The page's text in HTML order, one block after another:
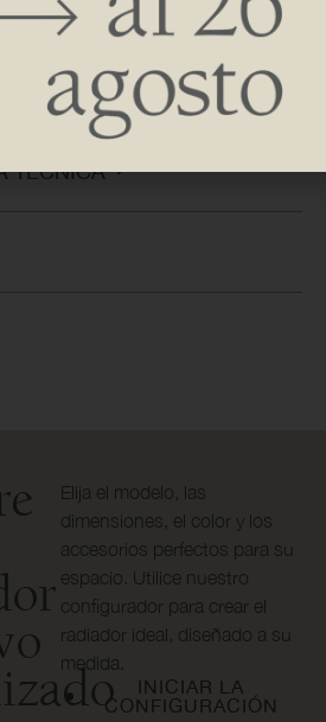
ACABADOS DISPONIBLES
TÉCNICA
Elija el modelo, las
dimensiones, el color y los
accesorios perfectos para su
espacio. Utilice nuestro
configurador para crear el
radiador ideal, diseñado a su
medida.
INICIAR LA
CONFIGURACIÓN